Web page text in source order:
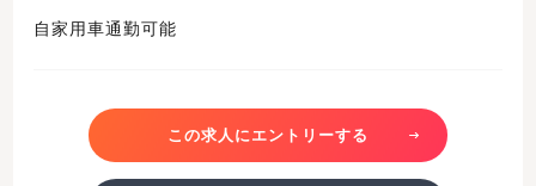
自家用車通勤可能
この求人にエントリーする